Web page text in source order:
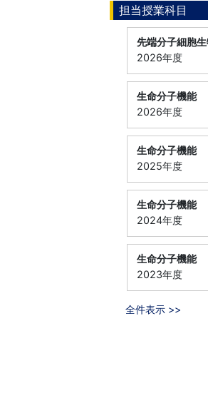
担当授業科目
先端分子細胞
2026年度
生命分子機能
2026年度
生命分子機能
2025年度
生命分子機能
2024年度
生命分子機能
2023年度
全件表示 >>